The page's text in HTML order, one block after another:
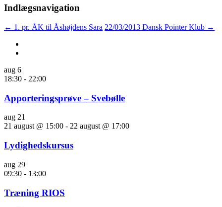
Indlægsnavigation
← 1. pr. ÅK til Åshøjdens Sara 22/03/2013 Dansk Pointer Klub →
aug 6
18:30 - 22:00
Apporteringsprøve – Svebølle
aug 21
21 august @ 15:00 - 22 august @ 17:00
Lydighedskursus
aug 29
09:30 - 13:00
Træning RIOS